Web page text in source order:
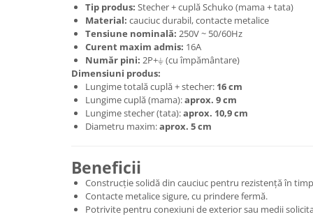
Butuc yala,Broaste usa,Lacat
Tablou si sigurante electrice
Scule / utile / sonerii/ rulete
Scule / utile / sonerii/ rulete
Adezivi si benzi adezive
Cose / Coliere plastic
Pistoale de lipit si accesorii
Tip produs: Stecher + cuplă Schuko (mama + tata)
Material: cauciuc durabil, contacte metalice
Tensiune nominală: 250V ~ 50/60Hz
Curent maxim admis: 16A
Număr pini: 2P+⏚ (cu împământare)
Dimensiuni produs:
Lungime totală cuplă + stecher: 16 cm
Lungime cuplă (mama):aprox. 9 cm
Lungime stecher (tata):aprox. 10,9 cm
Diametru maxim:aprox. 5 cm
Beneficii
Construcție solidă din cauciuc pentru rezistență în
Contacte metalice sigure, cu prindere fermă.
Potrivite pentru conexiuni de exterior sau medii